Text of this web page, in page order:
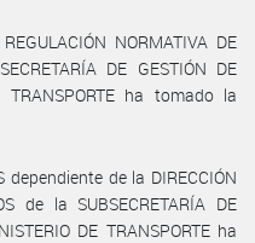
NORMATIVA DE
DE GESTIÓN DE
TRANSPORTE ha tomado la
dependiente de la DIRECCIÓN
de la SUBSECRETARÍA DE
DE TRANSPORTE ha